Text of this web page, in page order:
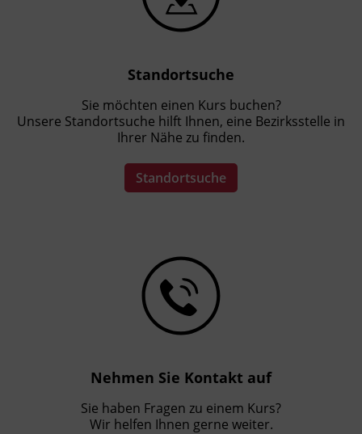
Standortsuche
Sie möchten einen Kurs buchen?
Unsere Standortsuche hilft Ihnen, eine Bezirksstelle in
Ihrer Nähe zu finden.
Standortsuche
Nehmen Sie Kontakt auf
Sie haben Fragen zu einem Kurs?
Wir helfen Ihnen gerne weiter.